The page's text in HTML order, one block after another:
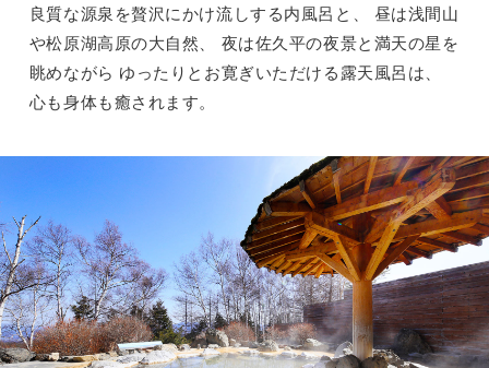
良質な源泉を贅沢にかけ流しする内風呂と、 昼は浅間山
や松原湖高原の大自然、 夜は佐久平の夜景と満天の星を
眺めながら ゆったりとお寛ぎいただける露天風呂は、
心も身体も癒されます。